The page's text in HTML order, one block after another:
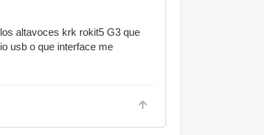
altavoces krk rokit5 G3 que
usb o que interface me